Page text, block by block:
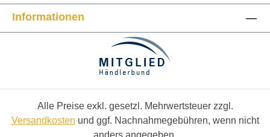
Informationen
Alle Preise exkl. gesetzl. Mehrwertsteuer zzgl.
Versandkosten und ggf. Nachnahmegebühren, wenn nicht
anders angegeben.